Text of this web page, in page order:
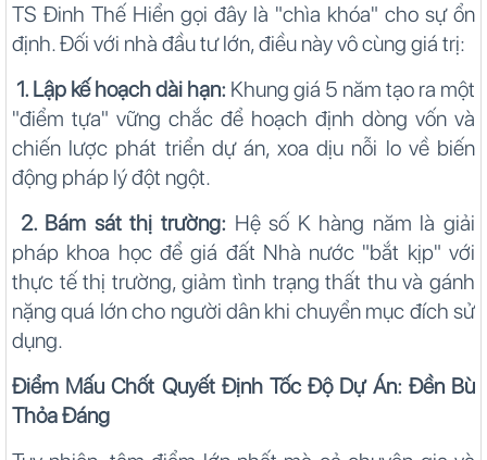
TS Đinh Thế Hiển gọi đây là "chìa khóa" cho sự ổn
định. Đối với nhà đầu tư lớn, điều này vô cùng giá trị:
1. Lập kế hoạch dài hạn: Khung giá 5 năm tạo ra một
"điểm tựa" vững chắc để hoạch định dòng vốn và
chiến lược phát triển dự án, xoa dịu nỗi lo về biến
động pháp lý đột ngột.
2. Bám sát thị trường: Hệ số K hàng năm là giải
pháp khoa học để giá đất Nhà nước "bắt kịp" với
thực tế thị trường, giảm tình trạng thất thu và gánh
nặng quá lớn cho người dân khi chuyển mục đích sử
dụng.
Điểm Mấu Chốt Quyết Định Tốc Độ Dự Án: Đền Bù
Thỏa Đáng